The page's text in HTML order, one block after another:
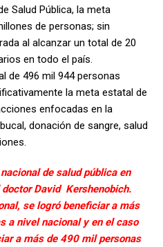
Salud Pública, la meta
de personas; sin
al alcanzar un total de 20
en todo el país.
de 496 mil 944 personas
la meta estatal de
enfocadas en la
donación de sangre, salud
de salud pública en
David Kershenobich.
se logró beneficiar a más
a nivel nacional y en el caso
a más de 490 mil personas